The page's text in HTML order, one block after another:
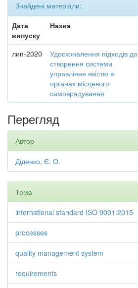
Знайдені матеріали:
Дата
випуску
Назва
лип-2020
Удосконалення підходів до
створення системи
управління якістю в
органах місцевого
самоврядування
Перегляд
Автор
Діденко, Є. О.
Тема
international standard ISO 9001:2015
processes
quality management system
requirements